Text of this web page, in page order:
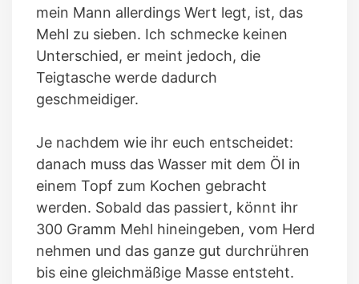
mein Mann allerdings Wert legt, ist, das
Mehl zu sieben. Ich schmecke keinen
Unterschied, er meint jedoch, die
Teigtasche werde dadurch
geschmeidiger.
Je nachdem wie ihr euch entscheidet:
danach muss das Wasser mit dem Öl in
einem Topf zum Kochen gebracht
werden. Sobald das passiert, könnt ihr
300 Gramm Mehl hineingeben, vom Herd
nehmen und das ganze gut durchrühren
bis eine gleichmäßige Masse entsteht.